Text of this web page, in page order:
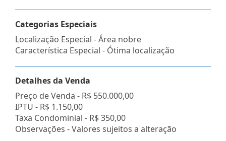
Categorias Especiais
Localização Especial - Área nobre
Característica Especial - Ótima localização
Detalhes da Venda
Preço de Venda - R$ 550.000,00
IPTU - R$ 1.150,00
Taxa Condominial - R$ 350,00
Observações - Valores sujeitos a alteração